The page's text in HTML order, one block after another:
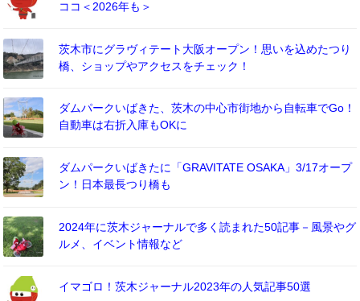
ココ＜2026年も＞
茨木市にグラヴィテート大阪オープン！思いを込めたつり
橋、ショップやアクセスをチェック！
ダムパークいばきた、茨木の中心市街地から自転車でGo！
自動車は右折入庫もOKに
ダムパークいばきたに「GRAVITATE OSAKA」3/17オープ
ン！日本最長つり橋も
2024年に茨木ジャーナルで多く読まれた50記事－風景やグ
ルメ、イベント情報など
イマゴロ！茨木ジャーナル2023年の人気記事50選